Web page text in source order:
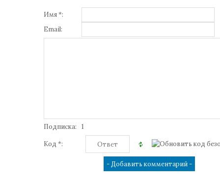
Имя *:
Email:
Подписка: 1
Код *: